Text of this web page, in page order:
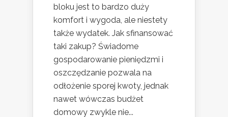
bloku jest to bardzo duży
komfort i wygoda, ale niestety
także wydatek. Jak sfinansować
taki zakup? Świadome
gospodarowanie pieniędzmi i
oszczędzanie pozwala na
odłożenie sporej kwoty, jednak
nawet wówczas budżet
domowy zwykle nie...